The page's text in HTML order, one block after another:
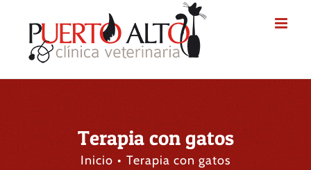
Terapia con gatos
Inicio Terapia con gatos